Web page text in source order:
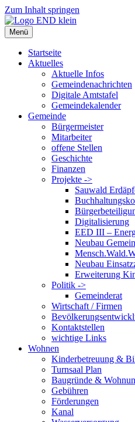
Zum Inhalt springen
Menü
Startseite
Aktuelles
Aktuelle Infos
Gemeindenachrichten
Digitale Amtstafel
Gemeindekalender
Gemeinde
Bürgermeister
Mitarbeiter
offene Stellen
Geschichte
Finanzen
Projekte ->
Sauwald
Digitalisierung
EED III –
Neubau
Neubau
Erweiterung
Politik ->
Gemeinderat
Wirtschaft / Firmen
Kontaktstellen
wichtige Links
Wohnen
Kinderbetreuung &
Turnsaal Plan
Baugründe &
Gebühren
Förderungen
Kanal